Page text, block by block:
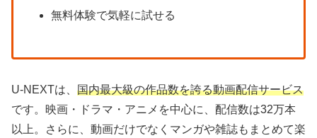
無料体験で気軽に試せる
U-NEXTは、 国内最大級の作品数を誇る動画配信サービス
です。映画・ドラマ・アニメを中心に、配信数は32万本
以上。さらに、動画だけでなくマンガや雑誌もまとめて楽